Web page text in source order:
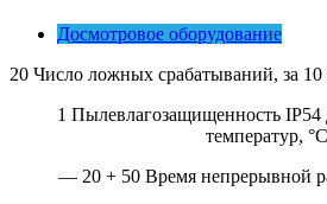
Досмотровое оборудование
20 Число ложных срабатываний, за
1 Пылевлагозащищенность IP54
температур, °С
— 20 + 50 Время непрерывной